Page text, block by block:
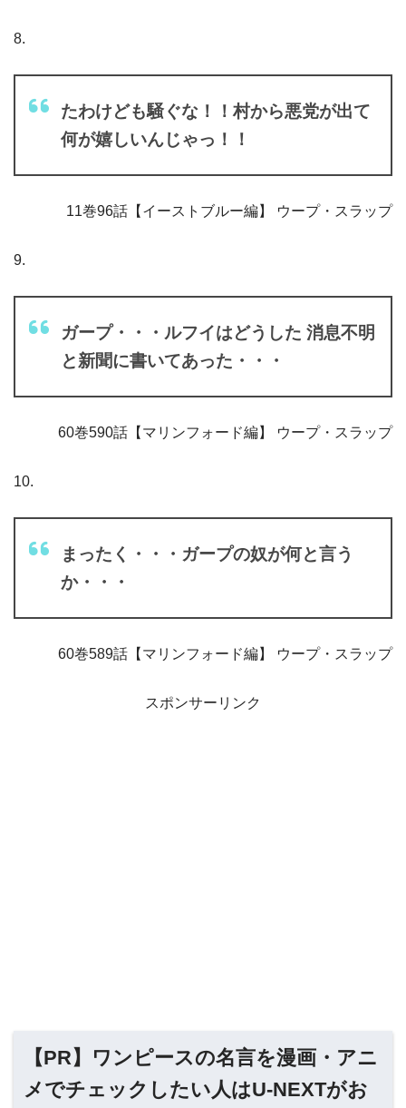
8.
たわけども騒ぐな！！村から悪党が出て
何が嬉しいんじゃっ！！
11巻96話【イーストブルー編】 ウープ・スラップ
9.
ガープ・・・ルフイはどうした 消息不明
と新聞に書いてあった・・・
60巻590話【マリンフォード編】 ウープ・スラップ
10.
まったく・・・ガープの奴が何と言う
か・・・
60巻589話【マリンフォード編】 ウープ・スラップ
スポンサーリンク
【PR】ワンピースの名言を漫画・アニ
メでチェックしたい人はU-NEXTがお